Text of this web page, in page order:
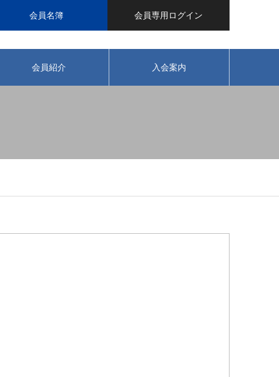
会員名簿 会員専用ログイン
会員紹介 入会案内